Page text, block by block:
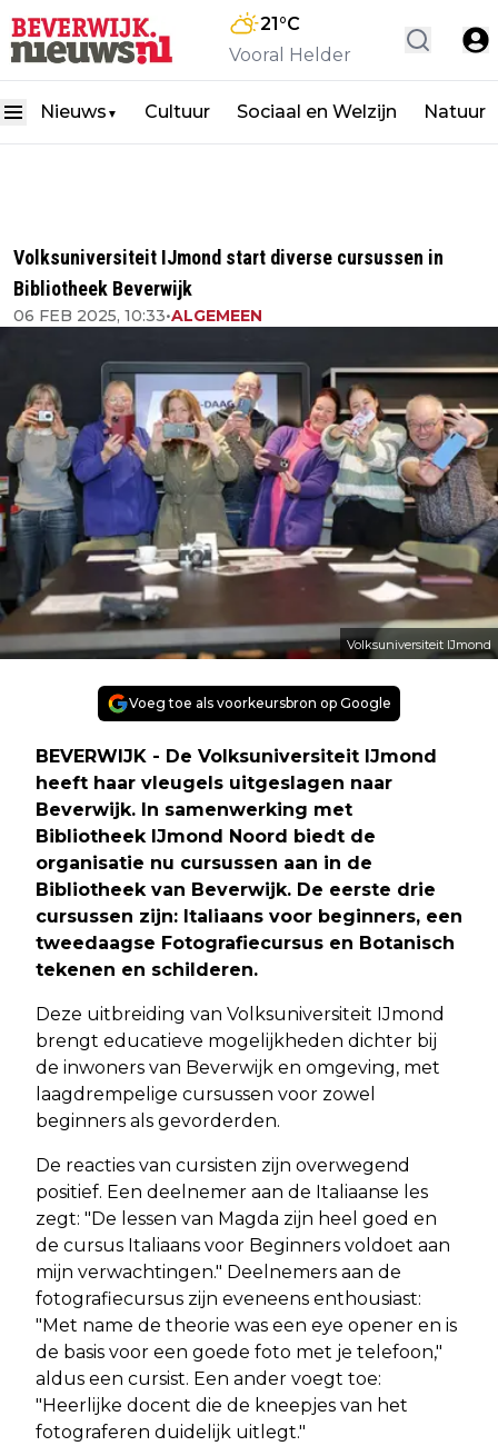
21°C
Vooral Helder
Nieuws ▼ Cultuur Sociaal en Welzijn Natuur
Volksuniversiteit IJmond start diverse cursussen in
Bibliotheek Beverwijk
06 FEB 2025, 10:33•ALGEMEEN
Volksuniversiteit IJmond
Voeg toe als voorkeursbron op Google
BEVERWIJK - De Volksuniversiteit IJmond
heeft haar vleugels uitgeslagen naar
Beverwijk. In samenwerking met
Bibliotheek IJmond Noord biedt de
organisatie nu cursussen aan in de
Bibliotheek van Beverwijk. De eerste drie
cursussen zijn: Italiaans voor beginners, een
tweedaagse Fotografiecursus en Botanisch
tekenen en schilderen.
Deze uitbreiding van Volksuniversiteit IJmond
brengt educatieve mogelijkheden dichter bij
de inwoners van Beverwijk en omgeving, met
laagdrempelige cursussen voor zowel
beginners als gevorderden.
De reacties van cursisten zijn overwegend
positief. Een deelnemer aan de Italiaanse les
zegt: "De lessen van Magda zijn heel goed en
de cursus Italiaans voor Beginners voldoet aan
mijn verwachtingen." Deelnemers aan de
fotografiecursus zijn eveneens enthousiast:
"Met name de theorie was een eye opener en is
de basis voor een goede foto met je telefoon,"
aldus een cursist. Een ander voegt toe:
"Heerlijke docent die de kneepjes van het
fotograferen duidelijk uitlegt."